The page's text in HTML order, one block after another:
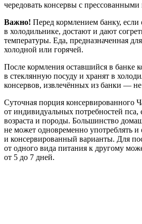
чередовать консервы с прессованными
Важно! Перед кормлением банку, если
в холодильнике, достают и дают
температуры. Еда, предназначенная
холодной или горячей.
После кормления оставшийся в банке
в стеклянную посуду и хранят в
консервов, извлечённых из банки — не
Суточная порция консервированного
от индивидуальных потребностей пса,
возраста и породы. Большинство
не может одновременно употреблять и
и консервированный варианты. Для
от одного вида питания к другому
от 5 до 7 дней.